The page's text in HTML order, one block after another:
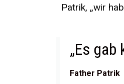
Patrik, „wir
„Es
Father Patrik